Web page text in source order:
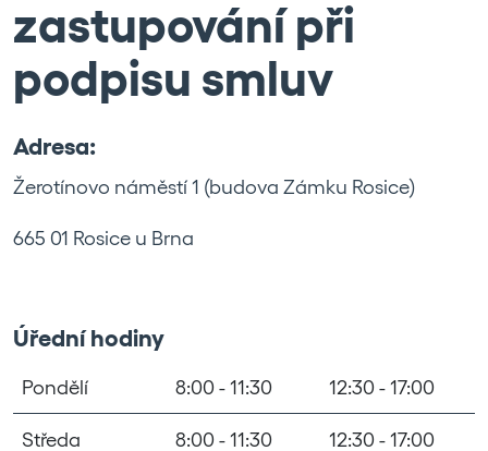
zastupování při
podpisu smluv
Adresa:
Žerotínovo náměstí 1 (budova Zámku Rosice)
665 01 Rosice u Brna
Úřední hodiny
Pondělí 8:00 - 11:30 12:30 - 17:00
Středa 8:00 - 11:30 12:30 - 17:00